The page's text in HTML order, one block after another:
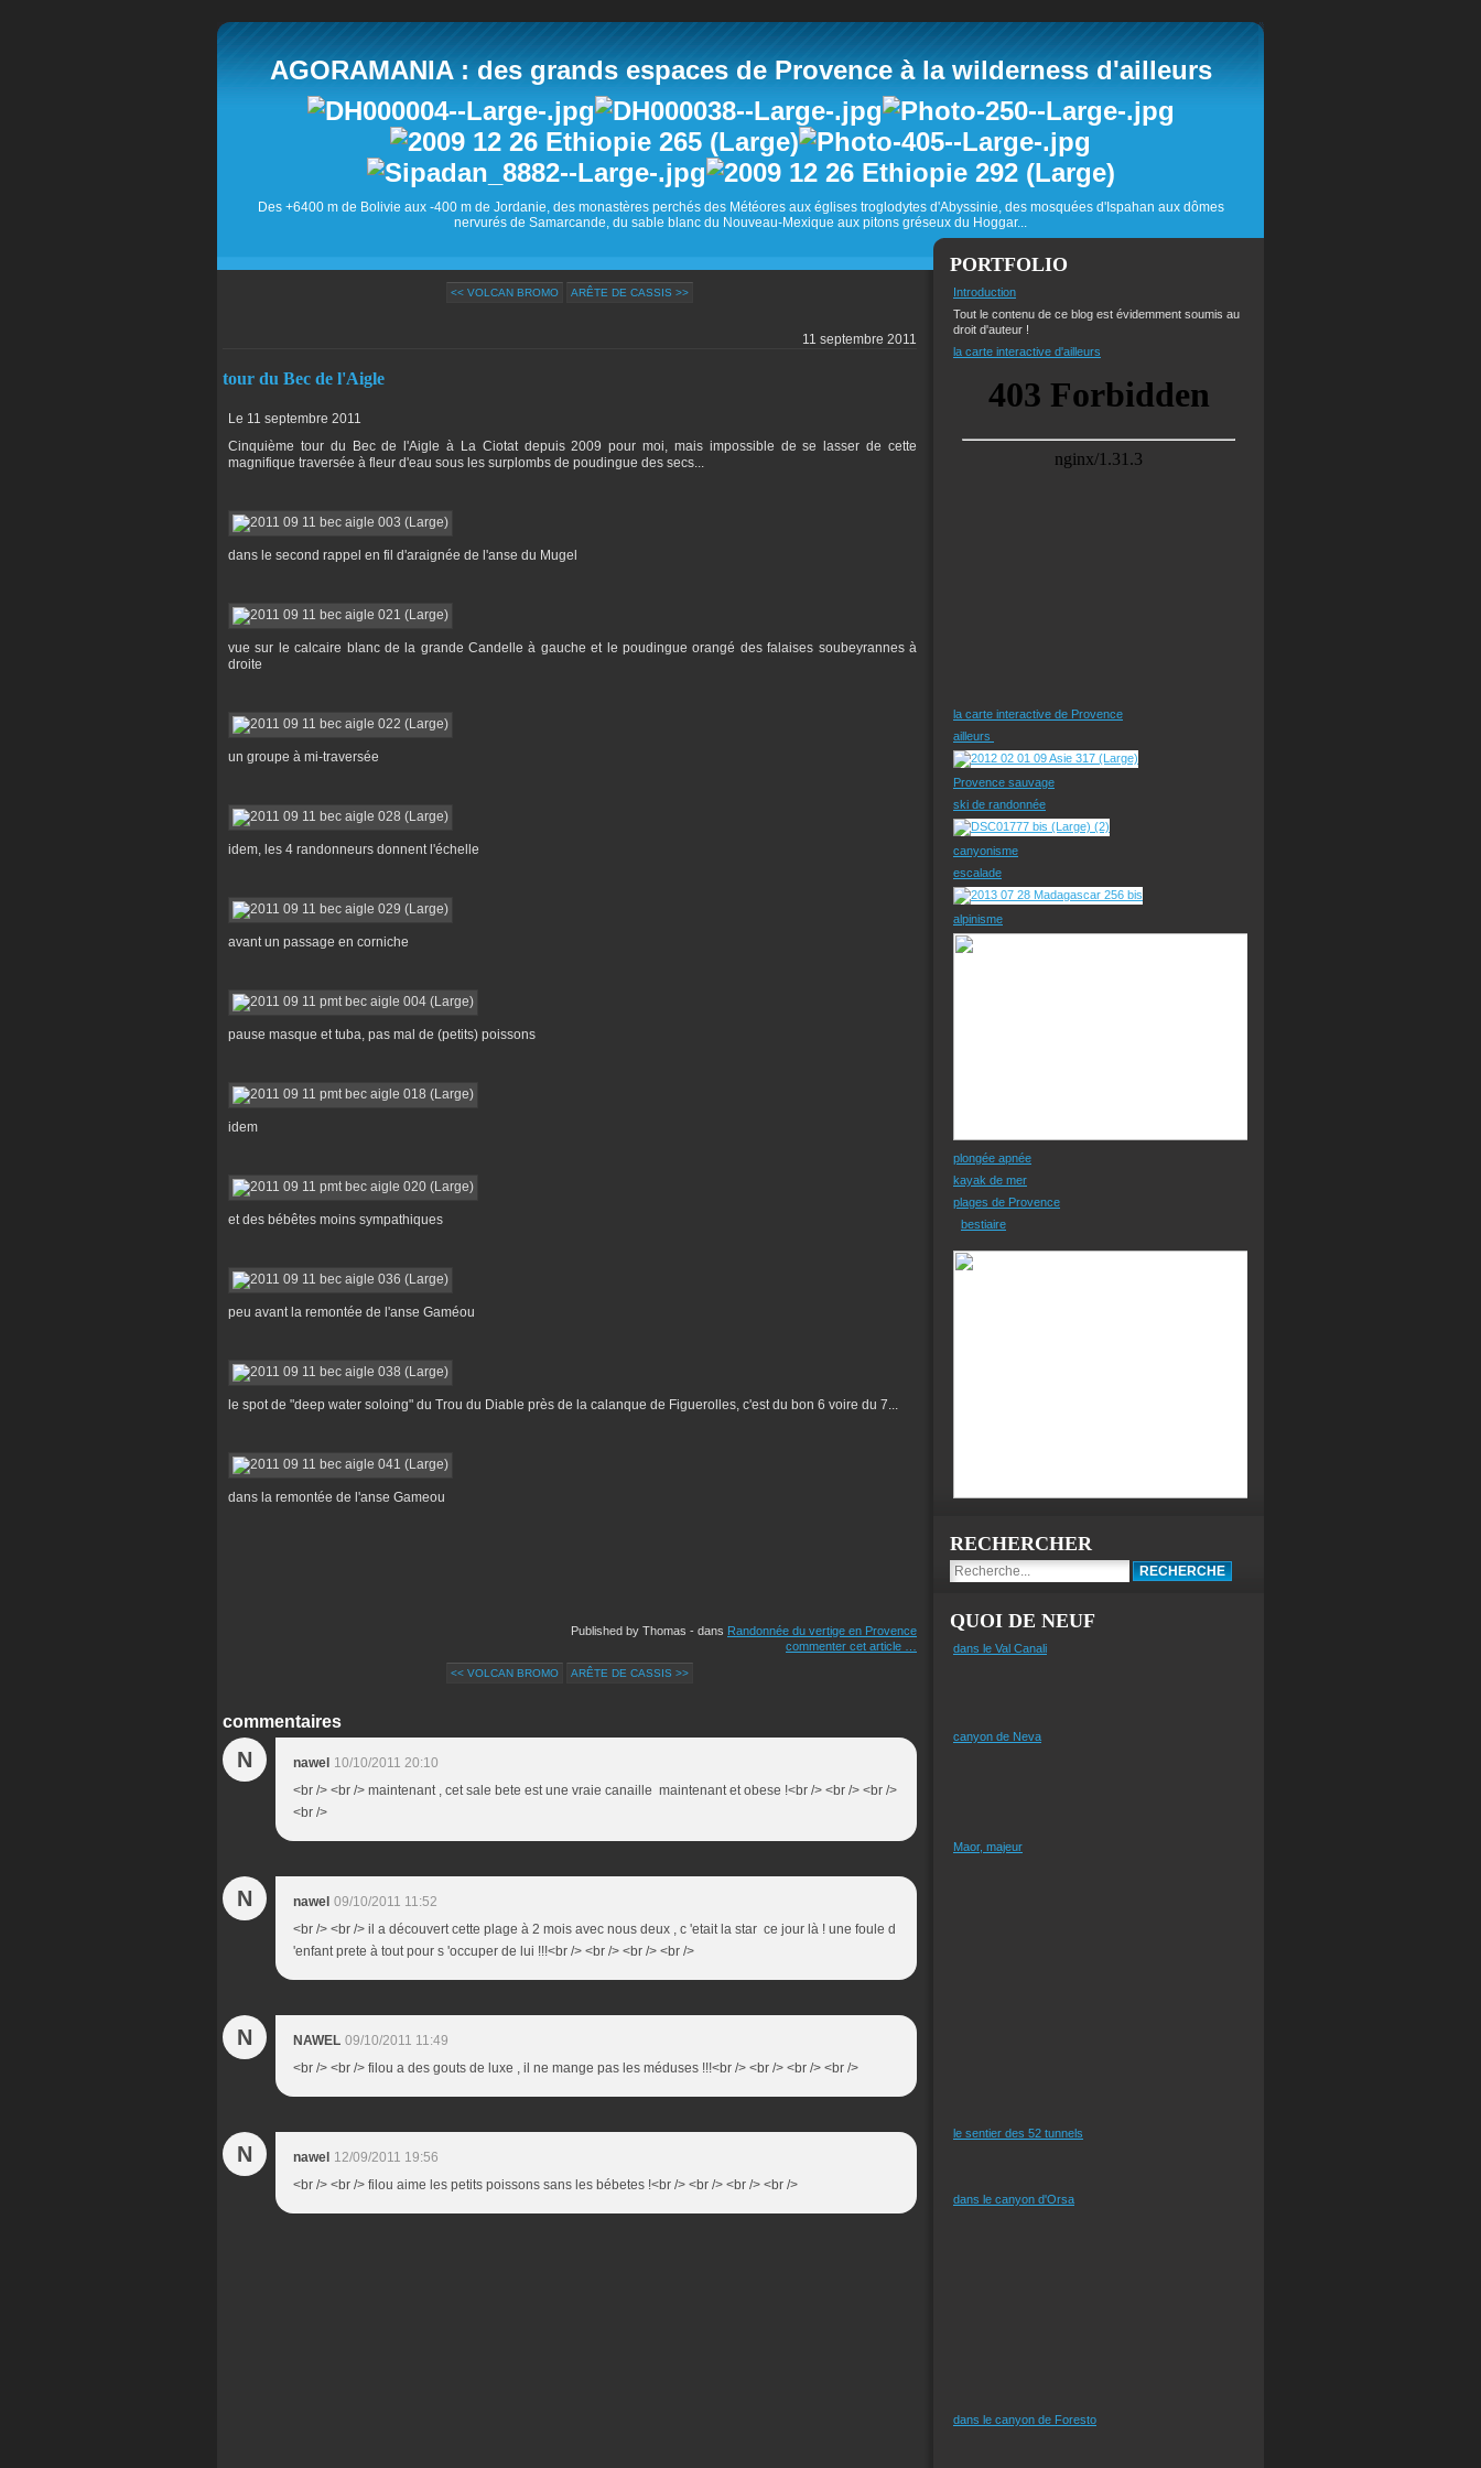
AGORAMANIA : des grands espaces de Provence à la wilderness d'ailleurs
Des +6400 m de Bolivie aux -400 m de Jordanie, des monastères perchés des Météores aux églises troglodytes d'Abyssinie, des mosquées d'Ispahan aux dômes
nervurés de Samarcande, du sable blanc du Nouveau-Mexique aux pitons gréseux du Hoggar...
<< VOLCAN BROMO ARÊTE DE CASSIS >>
11 septembre 2011
tour du Bec de l'Aigle
Le 11 septembre 2011
Cinquième tour du Bec de l'Aigle à La Ciotat depuis 2009 pour moi, mais impossible de se lasser de cette
magnifique traversée à fleur d'eau sous les surplombs de poudingue des secs...
dans le second rappel en fil d'araignée de l'anse du Mugel
vue sur le calcaire blanc de la grande Candelle à gauche et le poudingue orangé des falaises soubeyrannes à
droite
un groupe à mi-traversée
idem, les 4 randonneurs donnent l'échelle
avant un passage en corniche
pause masque et tuba, pas mal de (petits) poissons
idem
et des bébêtes moins sympathiques
peu avant la remontée de l'anse Gaméou
le spot de "deep water soloing" du Trou du Diable près de la calanque de Figuerolles, c'est du bon 6 voire du 7...
dans la remontée de l'anse Gameou
Published by Thomas - dans Randonnée du vertige en Provence
commenter cet article
<< VOLCAN BROMO ARÊTE DE CASSIS >>
commentaires
N nawel 10/10/2011 20:10
<br /> <br /> maintenant , cet sale bete est une vraie canaille maintenant et obese !<br /> <br /> <br />
<br />
N nawel 09/10/2011 11:52
<br /> <br /> il a découvert cette plage à 2 mois avec nous deux , c 'etait la star ce jour là ! une foule d
'enfant prete à tout pour s 'occuper de lui !!!<br /> <br /> <br /> <br />
N NAWEL 09/10/2011 11:49
<br /> <br /> filou a des gouts de luxe , il ne mange pas les méduses !!!<br /> <br /> <br /> <br />
N nawel 12/09/2011 19:56
<br /> <br /> filou aime les petits poissons sans les bébetes !<br /> <br /> <br /> <br />
PORTFOLIO
Introduction
Tout le contenu de ce blog est évidemment soumis au
droit d'auteur !
la carte interactive d'ailleurs
la carte interactive de Provence
ailleurs
Provence sauvage
ski de randonnée
canyonisme
escalade
alpinisme
plongée apnée
kayak de mer
plages de Provence
bestiaire
RECHERCHER
QUOI DE NEUF
dans le Val Canali
canyon de Neva
Maor, majeur
le sentier des 52 tunnels
dans le canyon d'Orsa
dans le canyon de Foresto